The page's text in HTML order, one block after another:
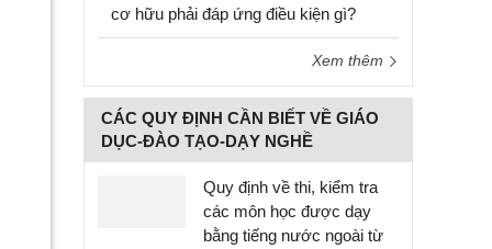
cơ hữu phải đáp ứng điều kiện gì?
Xem thêm
CÁC QUY ĐỊNH CẦN BIẾT VỀ GIÁO
DỤC-ĐÀO TẠO-DẠY NGHỀ
Quy định về thi, kiểm tra
các môn học được dạy
bằng tiếng nước ngoài từ